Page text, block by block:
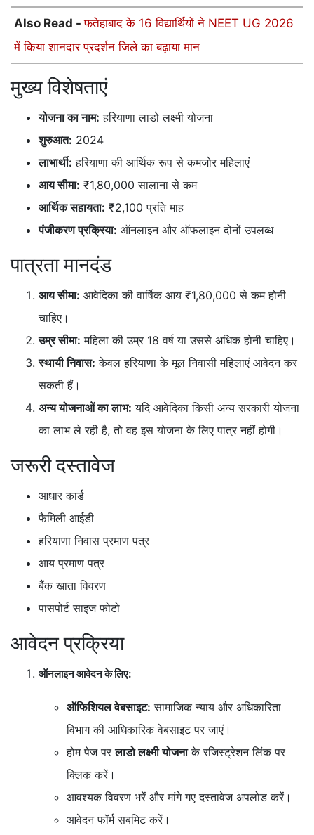
Also Read -फतेहाबाद के 16 विद्यार्थियों ने NEET UG 2026
में किया शानदार प्रदर्शन जिले का बढ़ाया मान
मुख्य विशेषताएं
योजना का नाम: हरियाणा लाडो लक्ष्मी योजना
शुरुआत: 2024
लाभार्थी: हरियाणा की आर्थिक रूप से कमजोर महिलाएं
आय सीमा: ₹1,80,000 सालाना से कम
आर्थिक सहायता: ₹2,100 प्रति माह
पंजीकरण प्रक्रिया: ऑनलाइन और ऑफलाइन दोनों उपलब्ध
पात्रता मानदंड
आय सीमा: आवेदिका की वार्षिक आय ₹1,80,000 से कम होनी
चाहिए।
उम्र सीमा: महिला की उम्र 18 वर्ष या उससे अधिक होनी चाहिए।
स्थायी निवास: केवल हरियाणा के मूल निवासी महिलाएं आवेदन कर
सकती हैं।
अन्य योजनाओं का लाभ: यदि आवेदिका किसी अन्य सरकारी योजना
का लाभ ले रही है, तो वह इस योजना के लिए पात्र नहीं होगी।
जरूरी दस्तावेज
आधार कार्ड
फैमिली आईडी
हरियाणा निवास प्रमाण पत्र
आय प्रमाण पत्र
बैंक खाता विवरण
पासपोर्ट साइज फोटो
आवेदन प्रक्रिया
ऑनलाइन आवेदन के लिए:
ऑफिशियल वेबसाइट: सामाजिक न्याय और अधिकारिता
विभाग की आधिकारिक वेबसाइट पर जाएं।
होम पेज परलाडो लक्ष्मी योजनाके रजिस्ट्रेशन लिंक पर
क्लिक करें।
आवश्यक विवरण भरें और मांगे गए दस्तावेज अपलोड करें।
आवेदन फॉर्म सबमिट करें।